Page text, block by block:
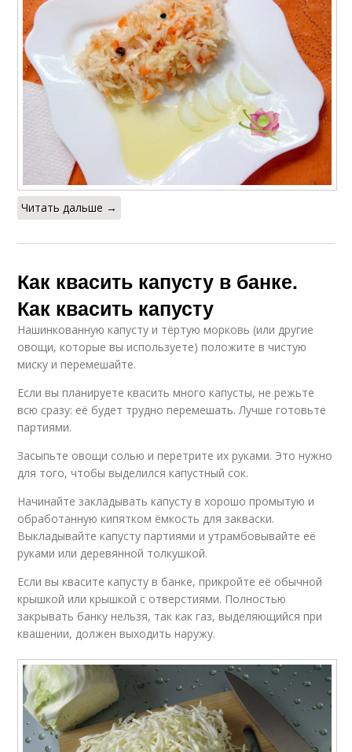
Читать дальше →
Как квасить капусту в банке.
Как квасить капусту
Нашинкованную капусту и тёртую морковь (или другие
овощи, которые вы используете) положите в чистую
миску и перемешайте.
Если вы планируете квасить много капусты, не режьте
всю сразу: её будет трудно перемешать. Лучше готовьте
партиями.
Засыпьте овощи солью и перетрите их руками. Это нужно
для того, чтобы выделился капустный сок.
Начинайте закладывать капусту в хорошо промытую и
обработанную кипятком ёмкость для закваски.
Выкладывайте капусту партиями и утрамбовывайте её
руками или деревянной толкушкой.
Если вы квасите капусту в банке, прикройте её обычной
крышкой или крышкой с отверстиями. Полностью
закрывать банку нельзя, так как газ, выделяющийся при
квашении, должен выходить наружу.